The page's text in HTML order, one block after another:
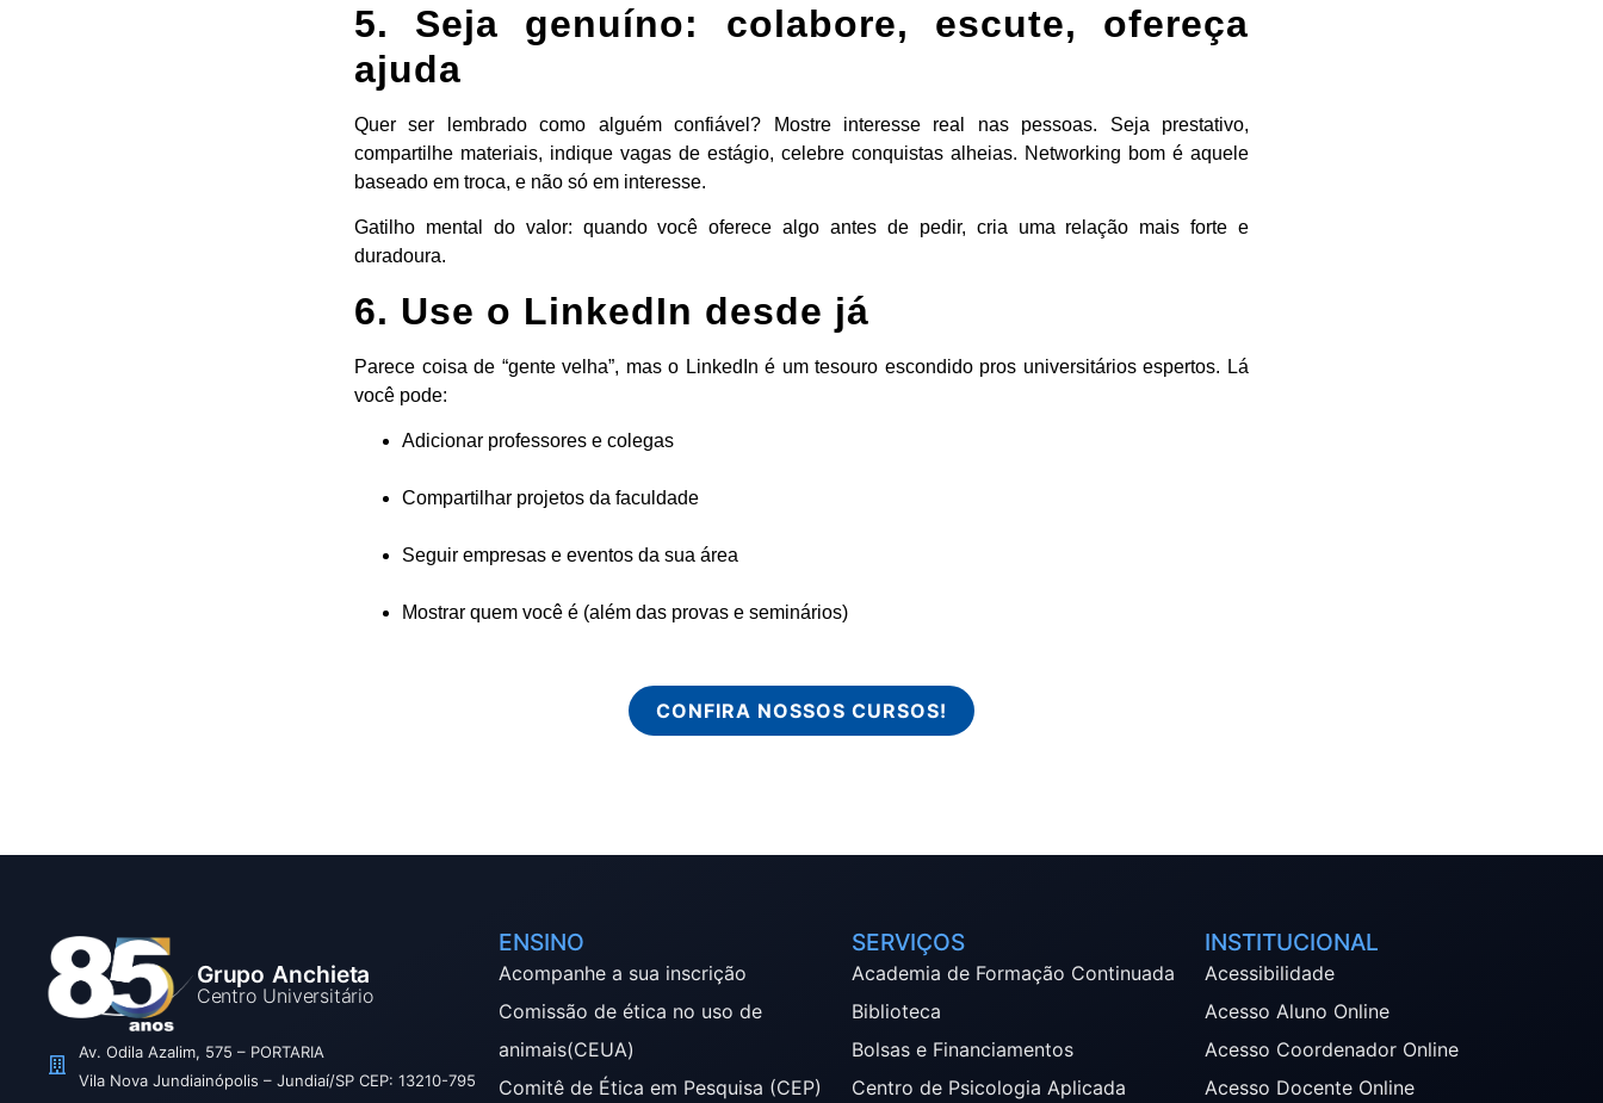
5. Seja genuíno: colabore, escute, ofereça
ajuda
Quer ser lembrado como alguém confiável? Mostre interesse real nas pessoas. Seja prestativo,
compartilhe materiais, indique vagas de estágio, celebre conquistas alheias. Networking bom é aquele
baseado em troca, e não só em interesse.
Gatilho mental do valor: quando você oferece algo antes de pedir, cria uma relação mais forte e
duradoura.
6. Use o LinkedIn desde já
Parece coisa de “gente velha”, mas o LinkedIn é um tesouro escondido pros universitários espertos. Lá
você pode:
Adicionar professores e colegas
Compartilhar projetos da faculdade
Seguir empresas e eventos da sua área
Mostrar quem você é (além das provas e seminários)
CONFIRA NOSSOS CURSOS!
Grupo Anchieta
Centro Universitário
Av. Odila Azalim, 575 – PORTARIA
Vila Nova Jundiainópolis – Jundiaí/SP CEP: 13210-795
ENSINO
Acompanhe a sua inscrição
Comissão de ética no uso de
animais(CEUA)
Comitê de Ética em Pesquisa (CEP)
SERVIÇOS
Academia de Formação Continuada
Biblioteca
Bolsas e Financiamentos
Centro de Psicologia Aplicada
INSTITUCIONAL
Acessibilidade
Acesso Aluno Online
Acesso Coordenador Online
Acesso Docente Online